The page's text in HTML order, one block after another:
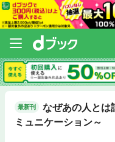
最新刊
なぜあの人とは
ミュニケーション～